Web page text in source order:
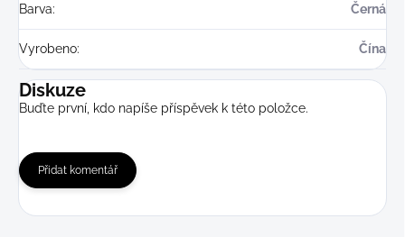
Barva: Černá
Vyrobeno: Čína
Diskuze
Buďte první, kdo napíše příspěvek k této položce.
Přidat komentář